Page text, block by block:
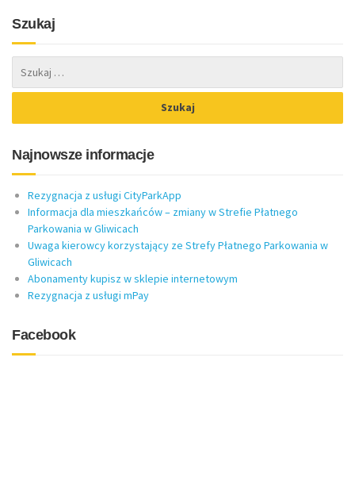
Szukaj
Najnowsze informacje
Rezygnacja z usługi CityParkApp
Informacja dla mieszkańców – zmiany w Strefie Płatnego
Parkowania w Gliwicach
Uwaga kierowcy korzystający ze Strefy Płatnego Parkowania w
Gliwicach
Abonamenty kupisz w sklepie internetowym
Rezygnacja z usługi mPay
Facebook